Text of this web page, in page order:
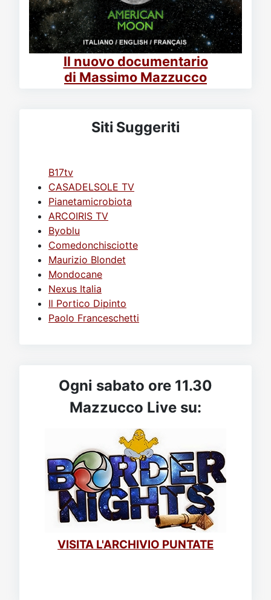
Il nuovo documentario
di Massimo Mazzucco
Siti Suggeriti
B17tv
CASADELSOLE TV
Pianetamicrobiota
ARCOIRIS TV
Byoblu
Comedonchisciotte
Maurizio Blondet
Mondocane
Nexus Italia
Il Portico Dipinto
Paolo Franceschetti
Ogni sabato ore 11.30
Mazzucco Live su:
VISITA L'ARCHIVIO PUNTATE